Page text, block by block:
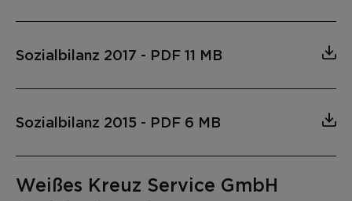
Sozialbilanz 2017 - PDF 11 MB
Sozialbilanz 2015 - PDF 6 MB
Weißes Kreuz Service GmbH